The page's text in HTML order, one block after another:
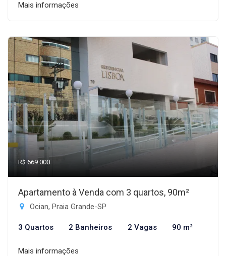
Mais informações
R$ 669.000
Apartamento à Venda com 3 quartos, 90m²
Ocian, Praia Grande-SP
3 Quartos 2 Banheiros 2 Vagas 90 m²
Mais informações